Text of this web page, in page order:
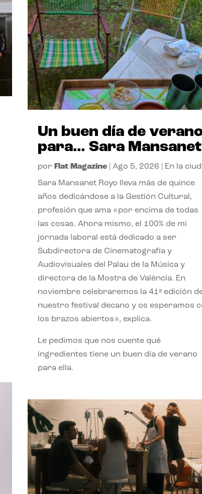
Un buen día de
para… Sara Mansanet
por Flat Magazine| Ago 5, 2026 En la
Sara Mansanet Royo lleva más de quince
años dedicándose a la Gestión Cultural,
profesión que ama «por encima de todas
las cosas. Ahora mismo, el 100% de mi
jornada laboral está dedicado a ser
Subdirectora de Cinematografía y
Audiovisuales del Palau de la Música y
directora de la Mostra de València. En
noviembre celebraremos la 41ª edición
nuestro festival decano y os esperamos
los brazos abiertos», explica.
Le pedimos que nos cuente qué
ingredientes tiene un buen día de verano
para ella.